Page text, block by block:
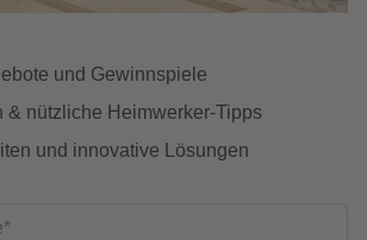
und Gewinnspiele
& nützliche Heimwerker-Tipps
und innovative Lösungen